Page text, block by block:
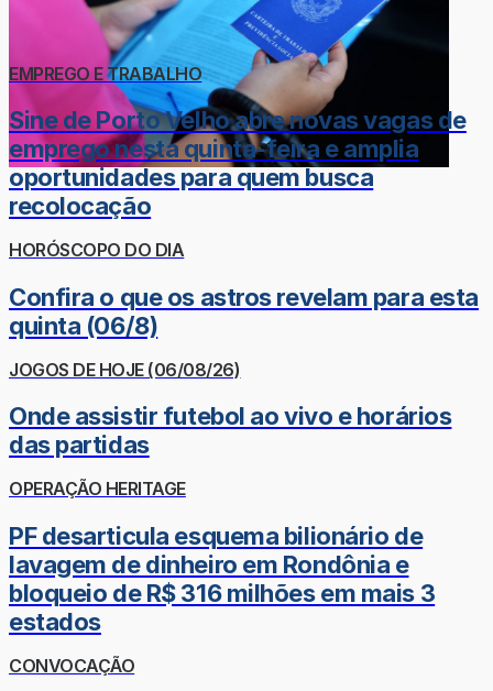
EMPREGO E TRABALHO
Sine de Porto Velho abre novas vagas de
emprego nesta quinta-feira e amplia
oportunidades para quem busca
recolocação
HORÓSCOPO DO DIA
Confira o que os astros revelam para esta
quinta (06/8)
JOGOS DE HOJE (06/08/26)
Onde assistir futebol ao vivo e horários
das partidas
OPERAÇÃO HERITAGE
PF desarticula esquema bilionário de
lavagem de dinheiro em Rondônia e
bloqueio de R$ 316 milhões em mais 3
estados
CONVOCAÇÃO